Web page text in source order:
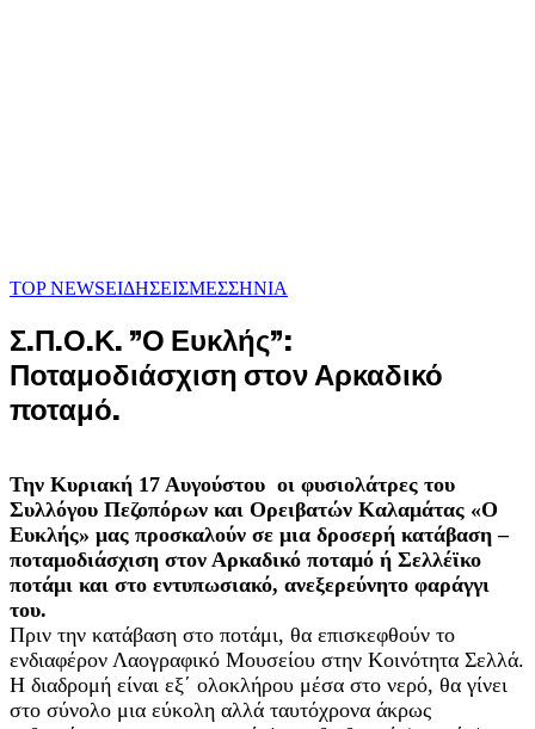
TOP NEWSΕΙΔΗΣΕΙΣΜΕΣΣΗΝΙΑ
Σ.Π.Ο.Κ. ”Ο Ευκλής”:
Ποταμοδιάσχιση στον Αρκαδικό
ποταμό.
Την Κυριακή 17 Αυγούστου οι φυσιολάτρες του
Συλλόγου Πεζοπόρων και Ορειβατών Καλαμάτας «Ο
Ευκλής» μας προσκαλούν σε μια δροσερή κατάβαση –
ποταμοδιάσχιση στον Αρκαδικό ποταμό ή Σελλέϊκο
ποτάμι και στο εντυπωσιακό, ανεξερεύνητο φαράγγι
του.
Πριν την κατάβαση στο ποτάμι, θα επισκεφθούν το
ενδιαφέρον Λαογραφικό Μουσείου στην Κοινότητα Σελλά.
Η διαδρομή είναι εξ΄ ολοκλήρου μέσα στο νερό, θα γίνει
στο σύνολο μια εύκολη αλλά ταυτόχρονα άκρως